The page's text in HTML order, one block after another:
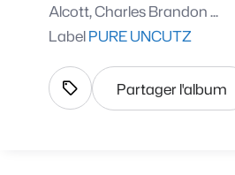
Alcott, Charles Brandon ...
LabelPURE UNCUTZ
Afficher les tags
Partager l'album